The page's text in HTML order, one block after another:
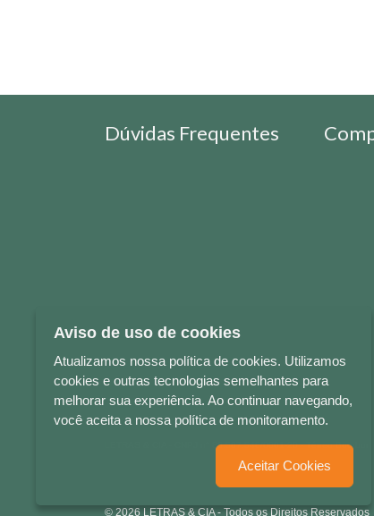
Dúvidas Frequentes
LETRAS & CIA - CNPJ n° 88.587.548/0001-20 - Térreo
© 2026 LETRAS & CIA - Todos os Direitos Reservados
Aviso de uso de cookies
Atualizamos nossa política de cookies. Utilizamos
cookies e outras tecnologias semelhantes para
melhorar sua experiência. Ao continuar navegando,
você aceita a nossa política de monitoramento.
Aceitar Cookies